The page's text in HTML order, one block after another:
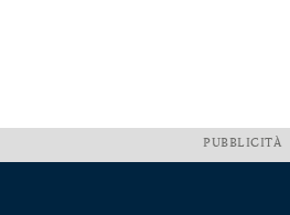
PUBBLICITÀ